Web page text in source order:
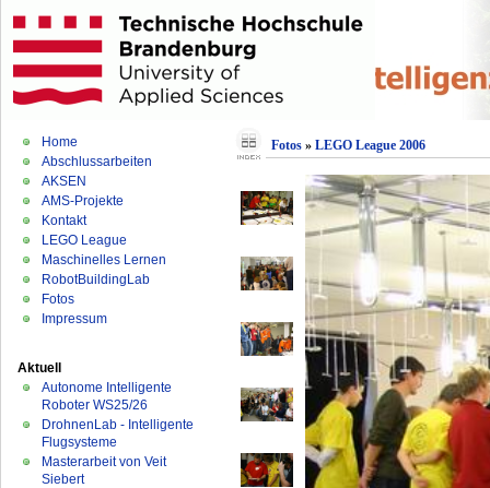
Home
Abschlussarbeiten
AKSEN
AMS-Projekte
Kontakt
LEGO League
Maschinelles Lernen
RobotBuildingLab
Fotos
Impressum
Aktuell
Autonome Intelligente
Roboter WS25/26
DrohnenLab - Intelligente
Flugsysteme
Masterarbeit von Veit
Siebert
Fotos» LEGO League 2006